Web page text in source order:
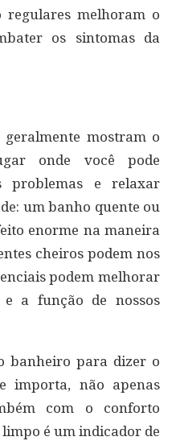
regulares melhoram o
os sintomas da
mostram o
onde você pode
problemas e relaxar
um banho quente ou
enorme na maneira
cheiros podem nos
podem melhorar
a função de nossos
banheiro para dizer o
importa, não apenas
com o conforto
é um indicador de